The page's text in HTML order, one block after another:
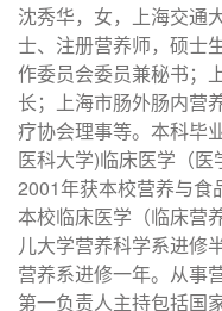
沈秀华，女，上海交通
士、注册营养师，硕士
作委员会委员兼秘书；
长；上海市肠外肠内营
疗协会理事等。本科毕
医科大学)临床医学（医
2001年获本校营养与食
本校临床医学（临床营
儿大学营养科学系进修
营养系进修一年。从事
第一负责人主持包括国